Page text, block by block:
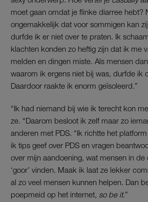
moet gaan omdat je flinke diarree hebt?
ongemakkelijk dat voor sommigen kan
durfde ik er niet over te praten. Ik
klachten konden zo heftig zijn dat ik me
melden en dingen miste. Als mensen
waarom ik ergens niet bij was, durfde ik
Daardoor raakte ik enorm geïsoleerd.”
“Ik had niemand bij wie ik terecht kon
ze. “Daarom besloot ik zelf maar zo
anderen met PDS. “Ik richtte het platform
ik tips geef over PDS en vragen
over mijn aandoening, wat mensen in
‘goor’ vinden. Maak ik laat ze lekker
al zo veel mensen kunnen helpen. Dan
poepmeid op het internet, so be it.”